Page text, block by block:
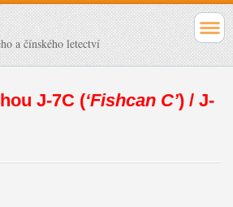
a čínského letectví
J-7C (‘Fishcan C’)/ J-